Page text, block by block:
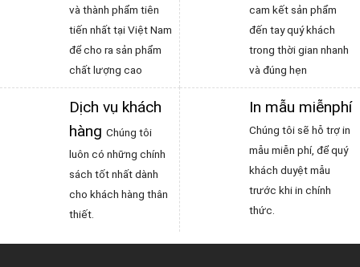
và thành phẩm tiên
tiến nhất tại Việt Nam
để cho ra sản phẩm
chất lượng cao
cam kết sản phẩm
đến tay quý khách
trong thời gian nhanh
và đúng hẹn
Dịch vụ khách
hàng Chúng tôi
luôn có những chính
sách tốt nhất dành
cho khách hàng thân
thiết.
In mẫu miễnphí
Chúng tôi sẽ hỗ trợ in
mẫu miễn phí, để quý
khách duyệt mẫu
trước khi in chính
thức.